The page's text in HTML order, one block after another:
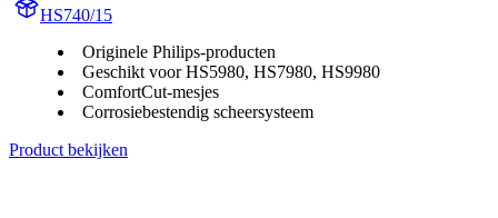
HS740/15
Originele Philips-producten
Geschikt voor HS5980, HS7980, HS9980
ComfortCut-mesjes
Corrosiebestendig scheersysteem
Product bekijken